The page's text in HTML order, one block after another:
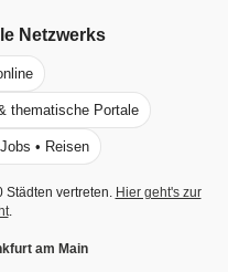
Netzwerks
thematische Portale
• Reisen
Städten vertreten. Hier geht's zur
.
am Main